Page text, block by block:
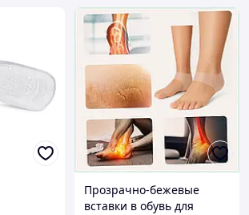
Прозрачно-бежевые
вставки в обувь для